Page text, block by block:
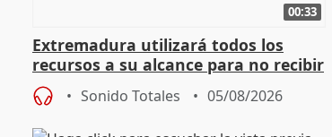
00:33
Extremadura utilizará todos los
recursos a su alcance para no recibir
más menores migrantes
Sonido Totales 05/08/2026